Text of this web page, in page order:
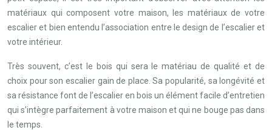
matériaux qui composent votre maison, les matériaux de votre
escalier et bien entendu l’association entre le design de l’escalier et
votre intérieur.
Très souvent, c’est le bois qui sera le matériau de qualité et de
choix pour son escalier gain de place. Sa popularité, sa longévité et
sa résistance font de l’escalier en bois un élément facile d’entretien
qui s’intègre parfaitement à votre maison et qui ne bouge pas dans
le temps.